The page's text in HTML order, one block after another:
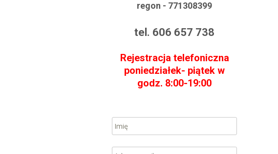
regon - 771308399
tel. 606 657 738
Rejestracja telefoniczna
poniedziałek- piątek w
godz. 8:00-19:00